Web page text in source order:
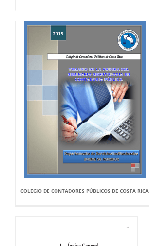
COLEGIO DE CONTADORES PÚBLICOS DE COSTA RICA